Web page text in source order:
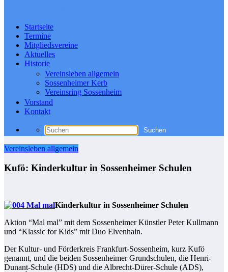
Startseite
Termine
Mitgliedsvereine
Aktuelles
Historie
Vereinsleben allgemein
Sossenheimer Kerb
Vereinsring Sossenheim
Vorstand
Kontakt
Vereinsleben allgemein
Kufö: Kinderkultur in Sossenheimer Schulen
Kinderkultur in Sossenheimer Schulen
Aktion “Mal mal” mit dem Sossenheimer Künstler Peter Kullmann
und “Klassic for Kids” mit Duo Elvenhain.
Der Kultur- und Förderkreis Frankfurt-Sossenheim, kurz Kufö
genannt, und die beiden Sossenheimer Grundschulen, die Henri-
Dunant-Schule (HDS) und die Albrecht-Dürer-Schule (ADS),